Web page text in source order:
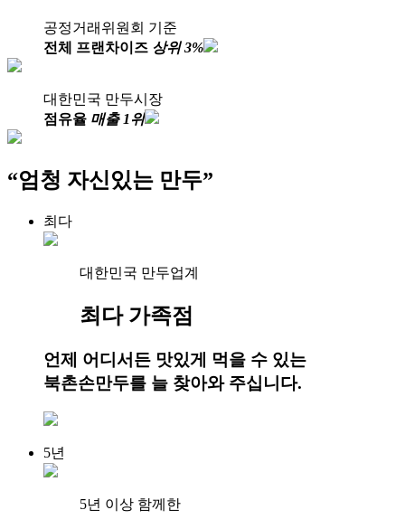
공정거래위원회 기준
전체 프랜차이즈 상위 3%
대한민국 만두시장
점유율 매출 1위
“엄청 자신있는 만두”
최다
대한민국 만두업계
최다 가족점
언제 어디서든 맛있게 먹을 수 있는
북촌손만두를 늘 찾아와 주십니다.
5년
5년 이상 함께한